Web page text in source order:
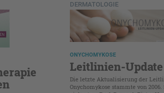
DERMATOLOGIE
ONYCHOMYKOSE
Leitlinien-Update
Die letzte Aktualisierung der
Onychomykose stammte von